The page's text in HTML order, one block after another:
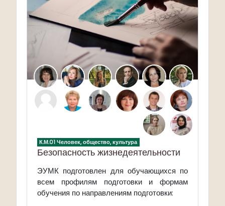
К.М.01 Человек, общество, культура
Безопасность жизнедеятельности
ЭУМК подготовлен для обучающихся по
всем профилям подготовки и формам
обучения по направлениям подготовки: